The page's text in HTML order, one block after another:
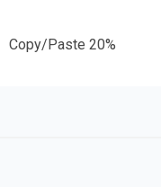
Copy/Paste 20%